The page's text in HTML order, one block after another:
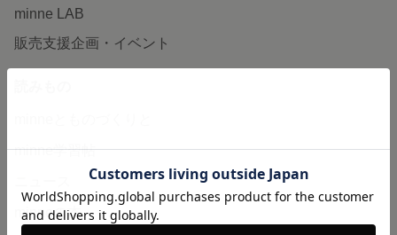
minne LAB
販売支援企画・イベント
minne学習帖
minneの本